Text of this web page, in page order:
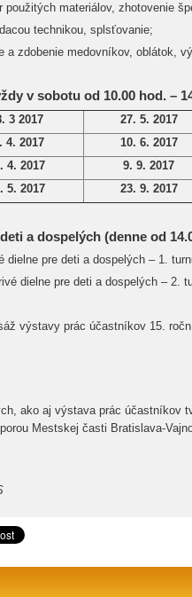
materiálov, zhotovenie
technikou, splsťovanie;
a zdobenie medovníkov, oblátok,
v sobotu od 10.00 hod. –
3 2017 27. 5. 2017
4. 2017 10. 6. 2017
4. 2017 9. 9. 2017
5. 2017 23. 9. 2017
a dospelých (denne od
dielne pre deti a dospelých – 1.
dielne pre deti a dospelých – 2.
výstavy prác účastníkov 15.
ako aj výstava prác účastníkov
Mestskej časti Bratislava-